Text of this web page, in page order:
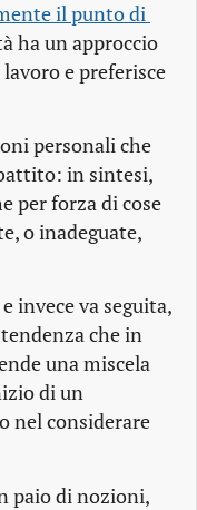
il punto di
ha un approccio
e preferisce
personali che
in sintesi,
per forza di cose
o inadeguate,
invece va seguita,
che in
una miscela
di un
nel considerare
paio di nozioni,